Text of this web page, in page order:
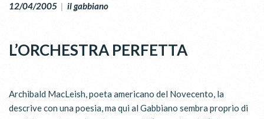
12/04/2005 | il gabbiano
L’ORCHESTRA PERFETTA
Archibald MacLeish, poeta americano del Novecento, la
descrive con una poesia, ma qui al Gabbiano sembra proprio di